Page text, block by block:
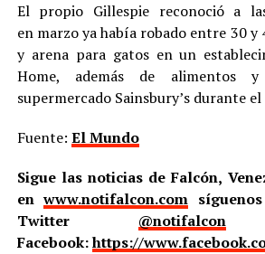
El propio Gillespie reconoció a
en marzo ya había robado entre 30 y
y arena para gatos en un
Home, además de alimentos
supermercado Sainsbury’s durante el
Fuente: El Mundo
Sigue las noticias de Falcón,
enwww.notifalcon.com
Twitter @notifalcon
Facebook:https://